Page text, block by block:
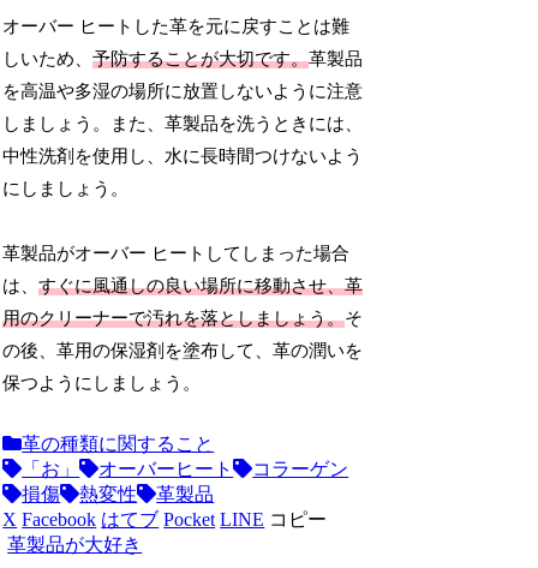
オーバー ヒートした革を元に戻すことは難
しいため、予防することが大切です。革製品
を高温や多湿の場所に放置しないように注意
しましょう。また、革製品を洗うときには、
中性洗剤を使用し、水に長時間つけないよう
にしましょう。
革製品がオーバー ヒートしてしまった場合
は、すぐに風通しの良い場所に移動させ、革
用のクリーナーで汚れを落としましょう。そ
の後、革用の保湿剤を塗布して、革の潤いを
保つようにしましょう。
革の種類に関すること
「お」
オーバーヒート
コラーゲン
損傷
熱変性
革製品
X Facebook はてブ Pocket LINE コピー
革製品が大好き